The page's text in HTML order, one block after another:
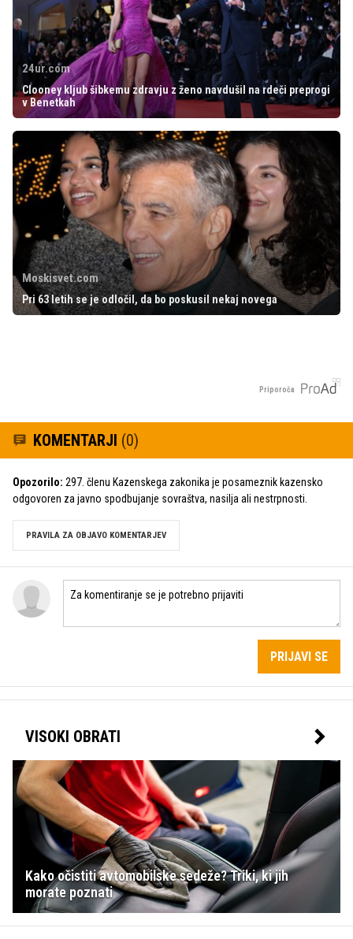
24ur.com
Clooney kljub šibkemu zdravju z ženo navdušil na rdeči preprogi
v Benetkah
Moskisvet.com
Pri 63 letih se je odločil, da bo poskusil nekaj novega
Priporoča
KOMENTARJI (0)
Opozorilo: 297. členu Kazenskega zakonika je posameznik kazensko
odgovoren za javno spodbujanje sovraštva, nasilja ali nestrpnosti.
PRAVILA ZA OBJAVO KOMENTARJEV
PRIJAVI SE
VISOKI OBRATI
Kako očistiti avtomobilske sedeže? Triki, ki jih
morate poznati